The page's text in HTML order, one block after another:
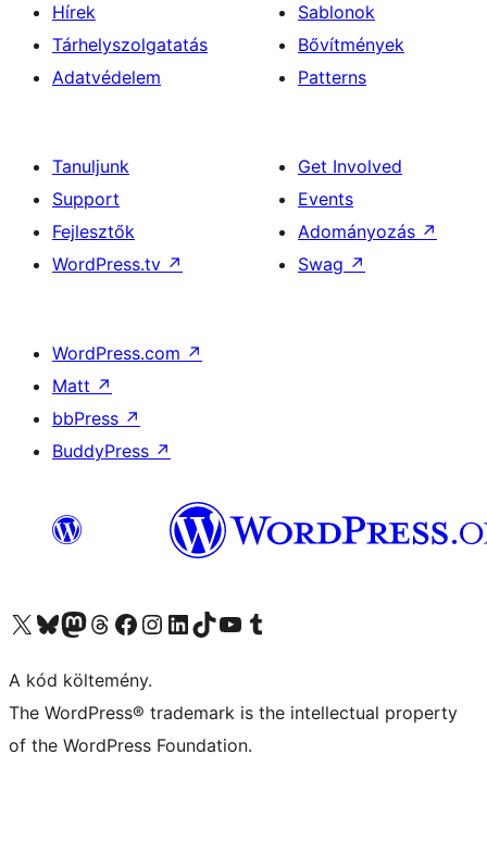
Hírek
Tárhelyszolgatatás
Adatvédelem
Sablonok
Bővítmények
Patterns
Tanuljunk
Support
Fejlesztők
WordPress.tv ↗
Get Involved
Events
Adományozás ↗
Swag ↗
WordPress.com ↗
Matt ↗
bbPress ↗
BuddyPress ↗
Visit our X (formerly Twitter) account
Visit our Bluesky account
Twitter csatornánk
Visit our Threads account
Facebook oldalunk megtekintése
Visit our Instagram account
Visit our LinkedIn account
Visit our TikTok account
Visit our YouTube channel
Visit our Tumblr account
A kód költemény.
The WordPress® trademark is the intellectual property
of the WordPress Foundation.